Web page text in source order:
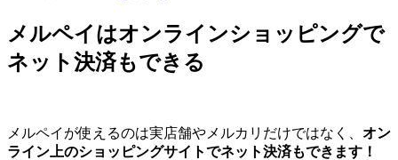
メルペイはオンラインショッピングで
ネット決済もできる
メルペイが使えるのは実店舗やメルカリだけではなく、 オン
ライン上のショッピングサイトでネット決済もできます！